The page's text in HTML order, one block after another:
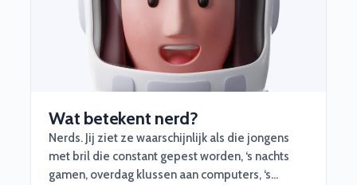
Wat betekent nerd?
Nerds. Jij ziet ze waarschijnlijk als die jongens
met bril die constant gepest worden, ‘s nachts
gamen, overdag klussen aan computers, ‘s